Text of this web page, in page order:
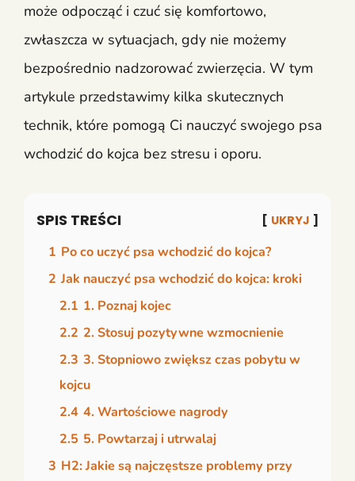
może odpocząć i czuć się komfortowo,
zwłaszcza w sytuacjach, gdy nie możemy
bezpośrednio nadzorować zwierzęcia. W tym
artykule przedstawimy kilka skutecznych
technik, które pomogą Ci nauczyć swojego psa
wchodzić do kojca bez stresu i oporu.
SPIS TREŚCI UKRYJ
1 Po co uczyć psa wchodzić do kojca?
2 Jak nauczyć psa wchodzić do kojca: kroki
2.1 1. Poznaj kojec
2.2 2. Stosuj pozytywne wzmocnienie
2.3 3. Stopniowo zwiększ czas pobytu w
kojcu
2.4 4. Wartościowe nagrody
2.5 5. Powtarzaj i utrwalaj
3 H2: Jakie są najczęstsze problemy przy